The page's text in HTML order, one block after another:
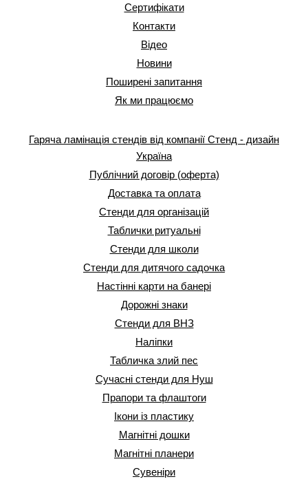
Сертифікати
Контакти
Відео
Новини
Поширені запитання
Як ми працюємо
Гаряча ламінація стендів від компанії Стенд - дизайн
Україна
Публічний договір (оферта)
Доставка та оплата
Стенди для організацій
Таблички ритуальні
Стенди для школи
Стенди для дитячого садочка
Настінні карти на банері
Дорожні знаки
Стенди для ВНЗ
Наліпки
Табличка злий пес
Сучасні стенди для Нуш
Прапори та флаштоги
Ікони із пластику
Магнітні дошки
Магнітні планери
Сувеніри